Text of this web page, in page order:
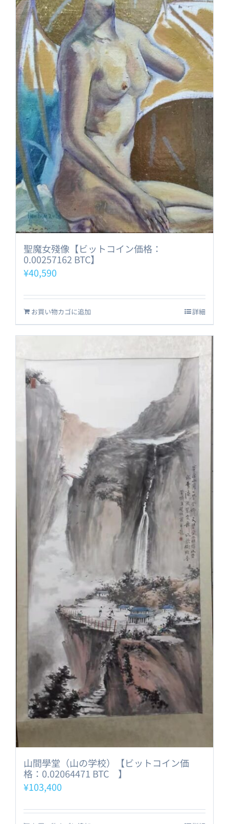
聖魔女殘像【ビットコイン価格：
0.00257162 BTC】
¥40,590
お買い物カゴに追加 詳細
山間學堂（山の学校）【ビットコイン価
格：0.02064471 BTC 】
¥103,400